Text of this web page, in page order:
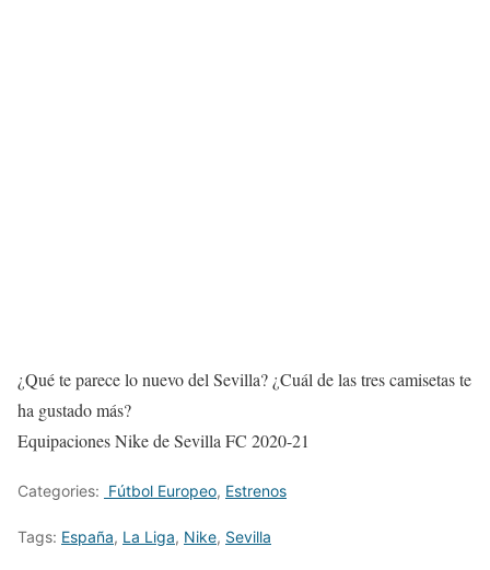
¿Qué te parece lo nuevo del Sevilla? ¿Cuál de las tres camisetas te
ha gustado más?
Equipaciones Nike de Sevilla FC 2020-21
Categories: Fútbol Europeo, Estrenos
Tags: España, La Liga, Nike, Sevilla